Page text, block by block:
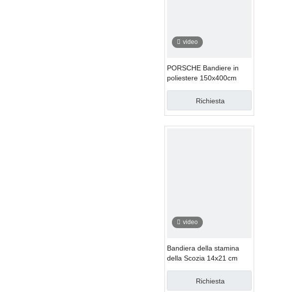
video
PORSCHE Bandiere in
poliestere 150x400cm
Richiesta
video
Bandiera della stamina
della Scozia 14x21 cm
Richiesta